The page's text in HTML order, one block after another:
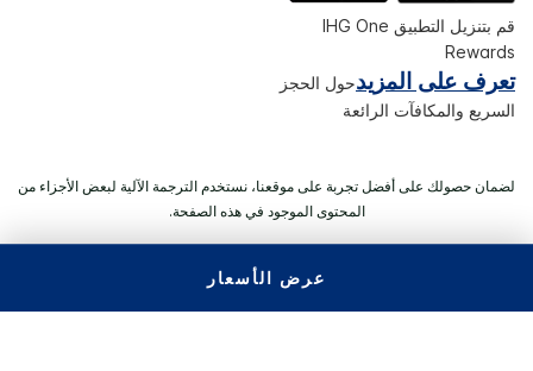
عرض الأسعار
قم بتنزيل التطبيق IHG One
Rewards
تعرف على المزيدحول الحجز
السريع والمكافآت الرائعة
لضمان حصولك على أفضل تجربة على موقعنا، نستخدم الترجمة الآلية لبعض الأجزاء من
المحتوى الموجود في هذه الصفحة.
© 2026 IHG. ‫جميع الحقوق محفوظة.‬ معظم الفنادق مملوكة ويتم
تشغيلها بصورة مستقلة.